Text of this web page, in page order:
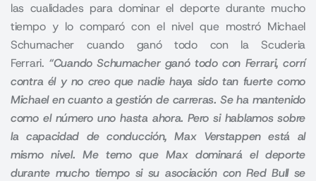
las cualidades para dominar el deporte durante mucho
tiempo y lo comparó con el nivel que mostró Michael
Schumacher cuando ganó todo con laScuderia
Ferrari. “Cuando Schumacher ganó todo con Ferrari, corrí
contra él y no creo que nadie haya sido tan fuerte como
Michael en cuanto a gestión de carreras. Se ha mantenido
como el número uno hasta ahora. Pero si hablamos sobre
la capacidad de conducción, Max Verstappen está al
mismo nivel. Me temo que Max dominará el deporte
durante mucho tiempo si su asociación con Red Bull se